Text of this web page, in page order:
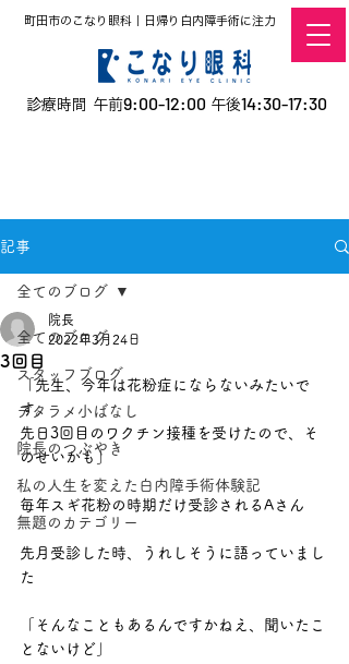
町田市のこなり眼科｜日帰り白内障手術に注力
診療時間 午前9:00-12:00 午後14:30-17:30
記事
全てのブログ
スタッフブログ
デタラメ小ばなし
院長のつぶやき
私の人生を変えた白内障手術体験記
無題のカテゴリー
全てのブログ
3回目
院長
2022年3月24日
「先生、今年は花粉症にならないみたいで
す。
先日3回目のワクチン接種を受けたので、そ
のせいかも」
毎年スギ花粉の時期だけ受診されるAさん
先月受診した時、うれしそうに語っていまし
た
「そんなこともあるんですかねえ、聞いたこ
とないけど」